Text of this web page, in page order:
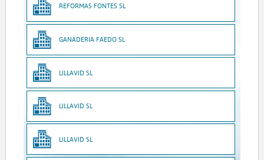
REFORMAS FONTES SL
GANADERIA FAEDO SL
LILLAVID SL
LILLAVID SL
LILLAVID SL